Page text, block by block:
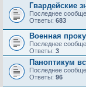
Гвардейские
Последнее
Ответы: 683
Военная
Последнее
Ответы: 3
Паноптикум
Последнее
Ответы: 96